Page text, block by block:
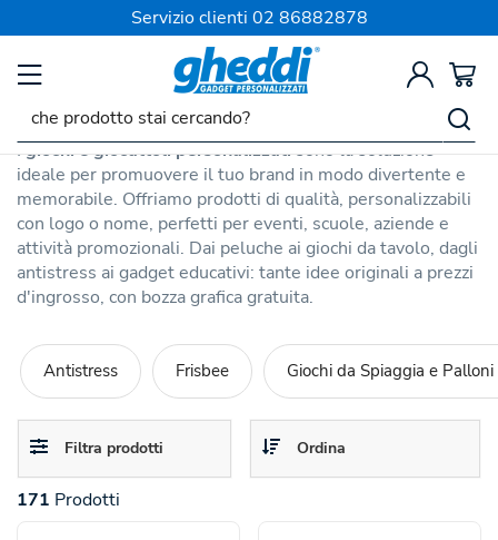
Servizio clienti 02 86882878
SPEDIZIONE SEMPRE GRATIS
TEMPO LIBERO
Giochi e Giocattoli Personalizzati
Igiochi e giocattoli personalizzatisono la soluzione
ideale per promuovere il tuo brand in modo divertente e
memorabile. Offriamo prodotti di qualità, personalizzabili
con logo o nome, perfetti per eventi, scuole, aziende e
attività promozionali. Dai peluche ai giochi da tavolo, dagli
antistress ai gadget educativi: tante idee originali a prezzi
d'ingrosso, con bozza grafica gratuita.
Antistress Frisbee Giochi da Spiaggia e
Toggle
navigation
Filtra prodotti
Toggle
navigation
Ordina
171 Prodotti